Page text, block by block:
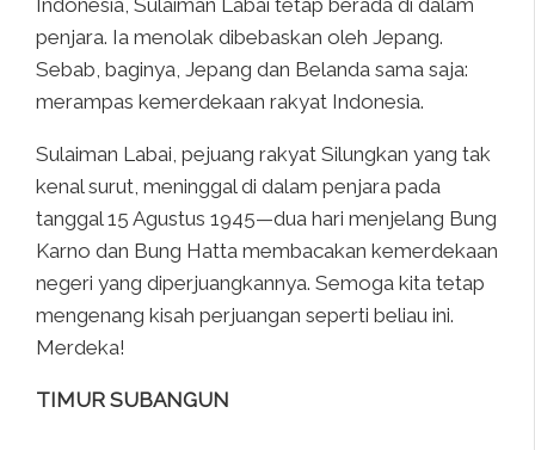
Indonesia, Sulaiman Labai tetap berada di dalam
penjara. Ia menolak dibebaskan oleh Jepang.
Sebab, baginya, Jepang dan Belanda sama saja:
merampas kemerdekaan rakyat Indonesia.
Sulaiman Labai, pejuang rakyat Silungkan yang tak
kenal surut, meninggal di dalam penjara pada
tanggal 15 Agustus 1945—dua hari menjelang Bung
Karno dan Bung Hatta membacakan kemerdekaan
negeri yang diperjuangkannya. Semoga kita tetap
mengenang kisah perjuangan seperti beliau ini.
Merdeka!
TIMUR SUBANGUN